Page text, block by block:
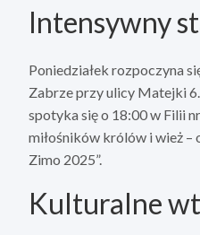
Intensywny
Poniedziałek rozpoczyna
Zabrze przy ulicy Matejki
spotyka się o 18:00 w Filii
miłośników królów i wież –
Zimo 2025”.
Kulturalne